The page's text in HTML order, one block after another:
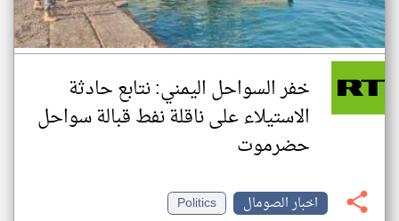
خفر السواحل اليمني: نتابع حادثة
الاستيلاء على ناقلة نفط قبالة سواحل
حضرموت
اخبار الصومال
Politics